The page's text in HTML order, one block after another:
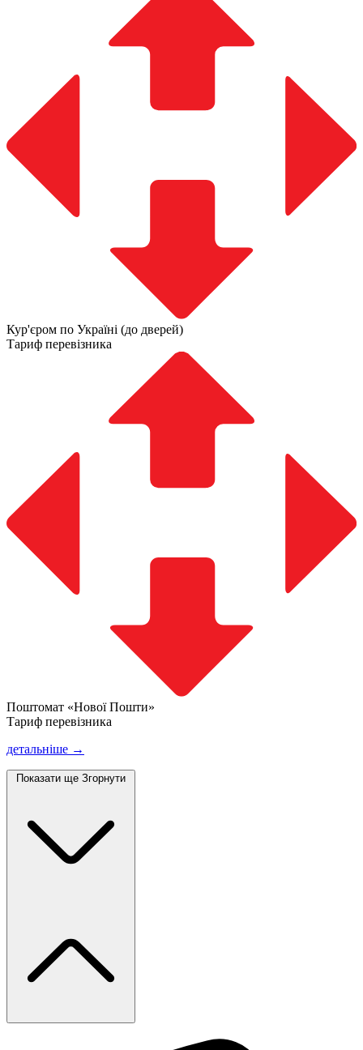
Кур'єром по Україні (до дверей)
Тариф перевізника
Поштомат «Нової Пошти»
Тариф перевізника
детальніше →
Показати ще Згорнути